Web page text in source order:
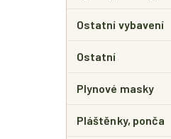
Ostatní vybavení
Ostatní
Plynové masky
Pláštěnky, ponča